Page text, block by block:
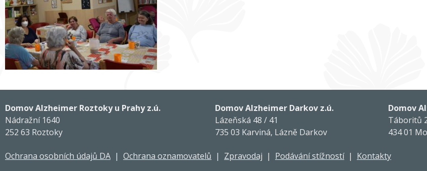
Domov Alzheimer Roztoky u Prahy z.ú.
Nádražní 1640
252 63 Roztoky
Domov Alzheimer Darkov z.ú.
Lázeňská 48 / 41
735 03 Karviná, Lázně Darkov
Domov
Táboritů
434 01
Ochrana osobních údajů DA | Ochrana oznamovatelů | Zpravodaj | Podávání stížností| Kontakty